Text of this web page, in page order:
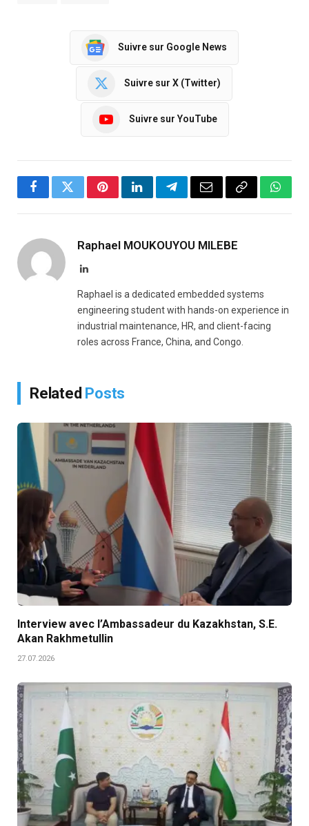
Suivre sur Google News
Suivre sur X (Twitter)
Suivre sur YouTube
FacebookTwitterPinterestLinkedInTelegramEmail Copy
Raphael MOUKOUYOU MILEBE
LinkedIn
Raphael is a dedicated embedded systems
engineering student with hands-on experience in
industrial maintenance, HR, and client-facing
roles across France, China, and Congo.
Related Posts
Interview avec l’Ambassadeur du Kazakhstan, S.E.
Akan Rakhmetullin
27.07.2026